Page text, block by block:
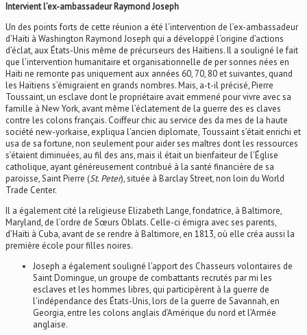
Intervient l’ex-ambassadeur Raymond Joseph
Un des points forts de cette réunion a été l’intervention de l’ex-ambassadeur
d’Haïti à Washington Raymond Joseph qui a développé l‘origine d’actions
d’éclat, aux États-Unis même de précurseurs des Haïtiens. Il a souligné le fait
que l’intervention humanitaire et organisationnelle de per sonnes nées en
Haïti ne remonte pas uniquement aux années 60, 70, 80 et suivantes, quand
les Haïtiens s’émigraient en grands nombres. Mais, a-t-il précisé, Pierre
Toussaint, un esclave dont le propriétaire avait emmené pour vivre avec sa
famille à New York, avant même l’éclatement de la guerre des es claves
contre les colons français. Coiffeur chic au service des da mes de la haute
société new-yorkaise, expliqua l’ancien diplomate, Toussaint s’était enrichi et
usa de sa fortune, non seulement pour aider ses maîtres dont les ressources
s’étaient diminuées, au fil des ans, mais il était un bienfaiteur de l’Église
catholique, ayant généreusement contribué à la santé financière de sa
paroisse, Saint Pierre (St. Peter), située à Barclay Street, non loin du World
Trade Center.
Il a également cité la religieuse Elizabeth Lange, fondatrice, à Baltimore,
Maryland, de l’ordre de Sœurs Oblats. Celle-ci émigra avec ses parents,
d’Haïti à Cuba, avant de se rendre à Baltimore, en 1813, où elle créa aussi la
première école pour filles noires.
Joseph a également souligné l’apport des Chasseurs volontaires de
Saint Domingue, un groupe de combattants recrutés par mi les
esclaves et les hommes libres, qui participèrent à la guerre de
l’indépendance des États-Unis, lors de la guerre de Savannah, en
Georgia, entre les colons anglais d’Amérique du nord et l’Armée
anglaise.